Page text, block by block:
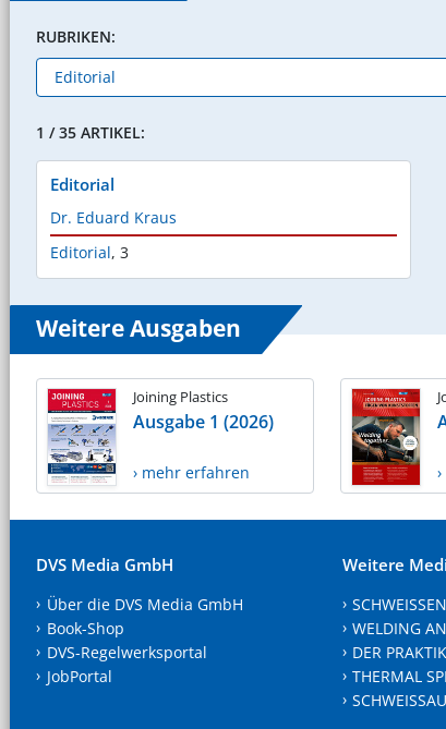
RUBRIKEN:
1 / 35 ARTIKEL:
Editorial
Dr. Eduard Kraus
Editorial, 3
Weitere Ausgaben
Joining Plastics
Ausgabe 1 (2026)
› mehr erfahren
DVS Media GmbH
Über die DVS Media GmbH
Book-Shop
DVS-Regelwerksportal
JobPortal
Weitere
WELDING
DER
THERMAL